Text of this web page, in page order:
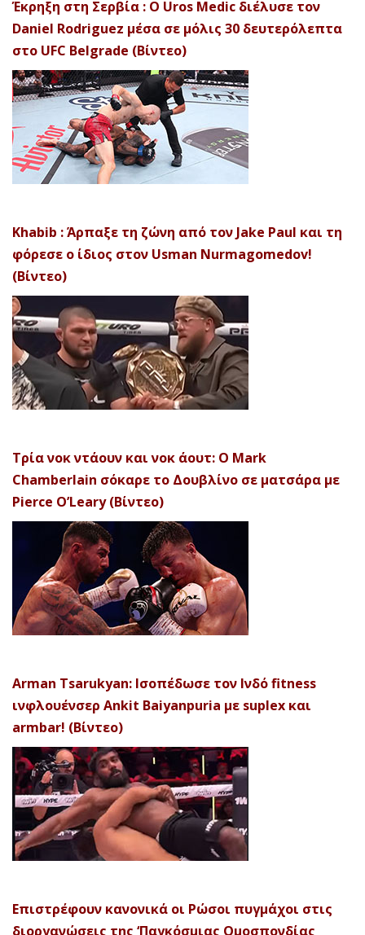
Έκρηξη στη Σερβία : Ο Uros Medic διέλυσε τον
Daniel Rodriguez μέσα σε μόλις 30 δευτερόλεπτα
στο UFC Belgrade (Βίντεο)
Khabib : Άρπαξε τη ζώνη από τον Jake Paul και τη
φόρεσε ο ίδιος στον Usman Nurmagomedov!
(Βίντεο)
Τρία νοκ ντάουν και νοκ άουτ: Ο Mark
Chamberlain σόκαρε το Δουβλίνο σε ματσάρα με
Pierce O’Leary (Βίντεο)
Arman Tsarukyan: Ισοπέδωσε τον Ινδό fitness
ινφλουένσερ Ankit Baiyanpuria με suplex και
armbar! (Βίντεο)
Επιστρέφουν κανονικά οι Ρώσοι πυγμάχοι στις
διοργανώσεις της ‘Παγκόσμιας Ομοσπονδίας